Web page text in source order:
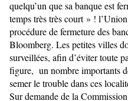
quelqu’un que sa banque est
temps très très court » !
procédure de fermeture des
Bloomberg. Les petites villes
surveillées, afin d’éviter toute
figure, un nombre importants
semer le trouble dans ces
Sur demande de la